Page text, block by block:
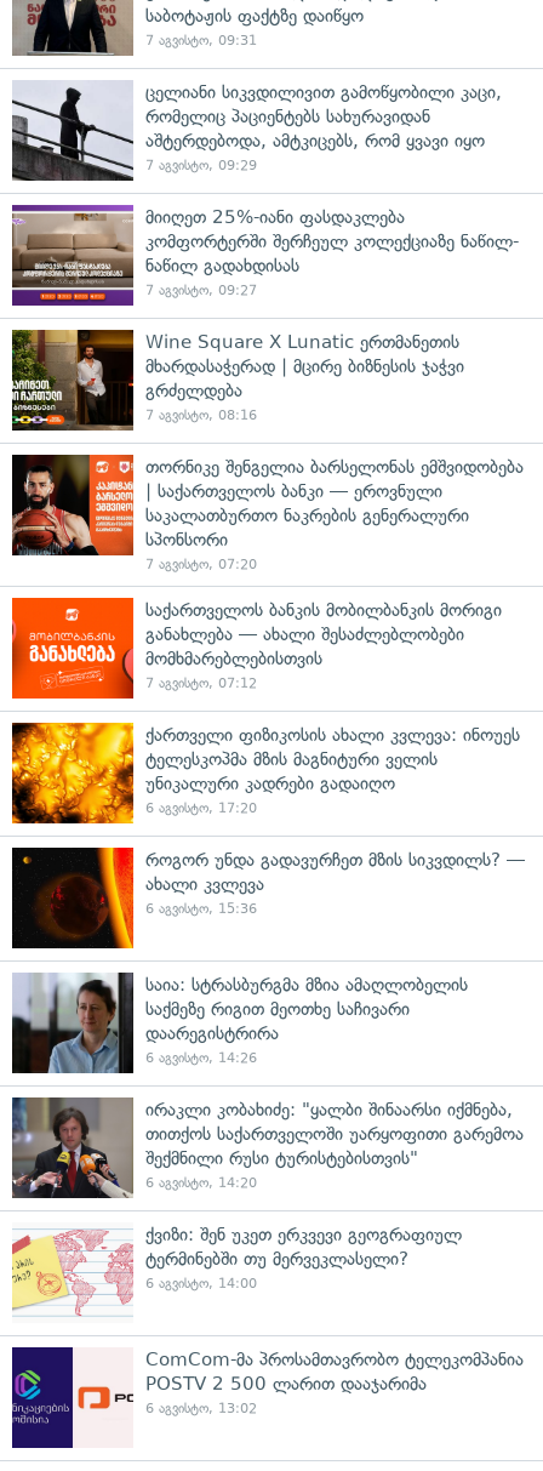
საბოტაჟის ფაქტზე დაიწყო
7 აგვისტო, 09:31
ცელიანი სიკვდილივით გამოწყობილი კაცი,
რომელიც პაციენტებს სახურავიდან
აშტერდებოდა, ამტკიცებს, რომ ყვავი იყო
7 აგვისტო, 09:29
მიიღეთ 25%-იანი ფასდაკლება
კომფორტერში შერჩეულ კოლექციაზე ნაწილ-
ნაწილ გადახდისას
7 აგვისტო, 09:27
Wine Square X Lunatic ერთმანეთის
მხარდასაჭერად | მცირე ბიზნესის ჯაჭვი
გრძელდება
7 აგვისტო, 08:16
თორნიკე შენგელია ბარსელონას ემშვიდობება
| საქართველოს ბანკი — ეროვნული
საკალათბურთო ნაკრების გენერალური
სპონსორი
7 აგვისტო, 07:20
საქართველოს ბანკის მობილბანკის მორიგი
განახლება — ახალი შესაძლებლობები
მომხმარებლებისთვის
7 აგვისტო, 07:12
ქართველი ფიზიკოსის ახალი კვლევა: ინოუეს
ტელესკოპმა მზის მაგნიტური ველის
უნიკალური კადრები გადაიღო
6 აგვისტო, 17:20
როგორ უნდა გადავურჩეთ მზის სიკვდილს? —
ახალი კვლევა
6 აგვისტო, 15:36
საია: სტრასბურგმა მზია ამაღლობელის
საქმეზე რიგით მეოთხე საჩივარი
დაარეგისტრირა
6 აგვისტო, 14:26
ირაკლი კობახიძე: "ყალბი შინაარსი იქმნება,
თითქოს საქართველოში უარყოფითი გარემოა
შექმნილი რუსი ტურისტებისთვის"
6 აგვისტო, 14:20
ქვიზი: შენ უკეთ ერკვევი გეოგრაფიულ
ტერმინებში თუ მერვეკლასელი?
6 აგვისტო, 14:00
ComCom-მა პროსამთავრობო ტელეკომპანია
POSTV 2 500 ლარით დააჯარიმა
6 აგვისტო, 13:02